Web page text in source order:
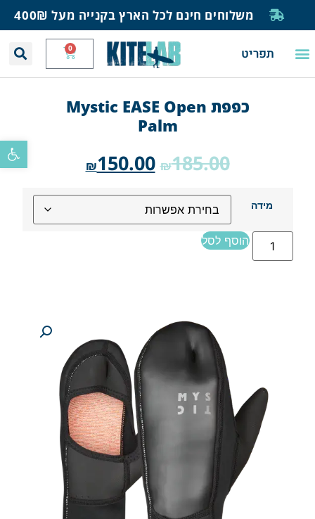
פתח
משלוחים חינם לכל הארץ בקנייה מעל 400₪
תפריט 0
כפפת Mystic EASE Open
Palm
₪185.00
₪150.00
מידה
הוסף לסל